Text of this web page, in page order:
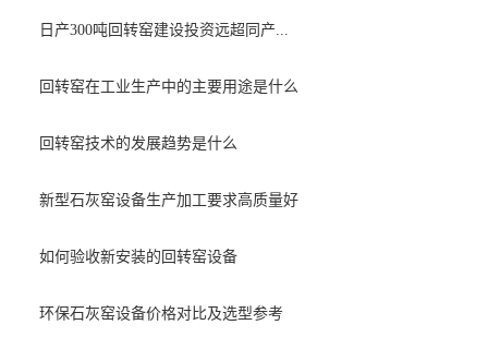
日产300吨回转窑建设投资远超同产...
回转窑在工业生产中的主要用途是什么
回转窑技术的发展趋势是什么
新型石灰窑设备生产加工要求高质量好
如何验收新安装的回转窑设备
环保石灰窑设备价格对比及选型参考